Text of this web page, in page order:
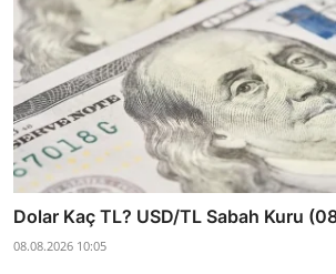
Dolar Kaç TL? USD/TL Sabah Kuru
08.08.2026 10:05